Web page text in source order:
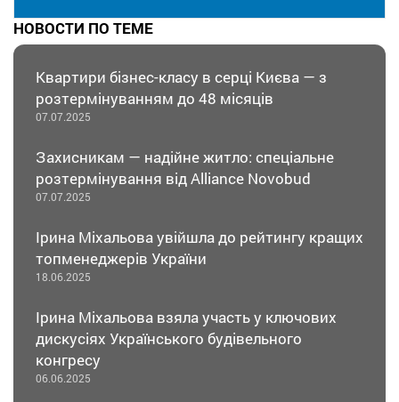
НОВОСТИ ПО ТЕМЕ
Квартири бізнес-класу в серці Києва — з
розтермінуванням до 48 місяців
07.07.2025
Захисникам — надійне житло: спеціальне
розтермінування від Alliance Novobud
07.07.2025
Ірина Міхальова увійшла до рейтингу кращих
топменеджерів України
18.06.2025
Ірина Міхальова взяла участь у ключових
дискусіях Українського будівельного
конгресу
06.06.2025